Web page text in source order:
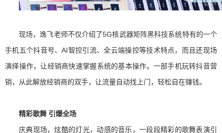
现场，逸飞老师不仅介绍了5G核武器矩阵黑科技系统特有的一个
手机五个抖音号、AI智控引流、全云端操控等技术特点，而且还现场
演绎操作，让经销商快速掌握系统的基本操作。一部手机玩转抖音营
销，从此解放经销商的双手，让流量自动找上门，轻松自在赚钱。
精彩歌舞 引爆全场
庆典现场，炫酷的灯光，动感的音乐，一段段精彩的歌舞表演引